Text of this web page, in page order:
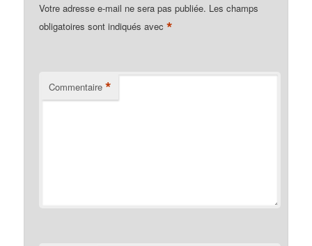
Votre adresse e-mail ne sera pas publiée. Les champs
obligatoires sont indiqués avec*
Commentaire *